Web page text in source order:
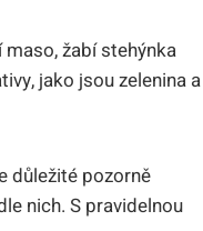
žabí stehýnka
jako jsou zelenina a
důležité pozorně
nich. S pravidelnou